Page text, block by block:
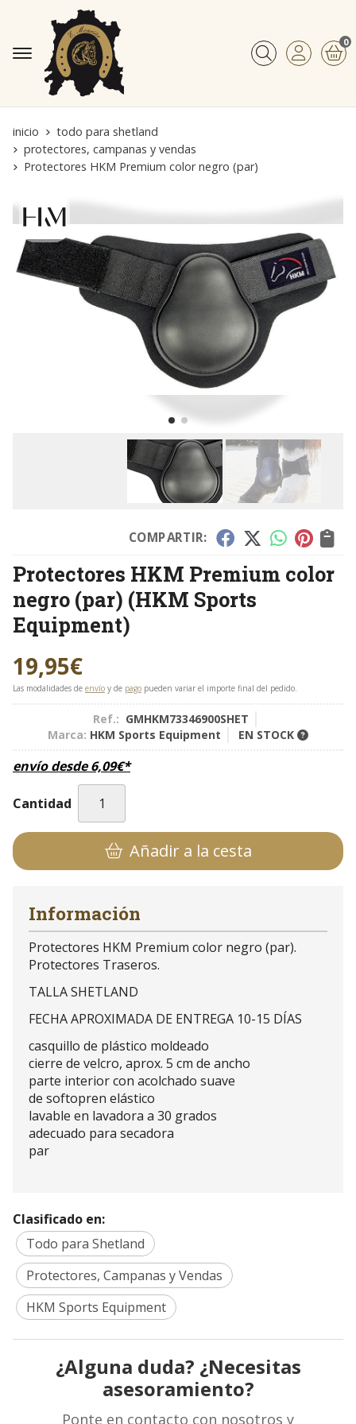
Buscar
0
inicio
todo para shetland
protectores, campanas y vendas
Protectores HKM Premium color negro (par)
COMPARTIR:
Protectores HKM Premium color
negro (par) (HKM Sports
Equipment)
19,95€
Las modalidades de envío y de pago pueden variar el importe final del pedido.
Ref.: GMHKM73346900SHET
Marca: HKM Sports Equipment EN STOCK
envío desde6,09€*
Cantidad
Añadir a la cesta
Información
Protectores HKM Premium color negro (par).
Protectores Traseros.
TALLA SHETLAND
FECHA APROXIMADA DE ENTREGA 10-15 DÍAS
casquillo de plástico moldeado
cierre de velcro, aprox. 5 cm de ancho
parte interior con acolchado suave
de softopren elástico
lavable en lavadora a 30 grados
adecuado para secadora
par
Clasificado en:
Todo para Shetland
Protectores, Campanas y Vendas
HKM Sports Equipment
¿Alguna duda? ¿Necesitas
asesoramiento?
Ponte en contacto con nosotros y